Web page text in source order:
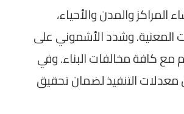
والمدن والأحياء،
المعنية. وشدد الأشموني على
مع كافة مخالفات البناء. وفي
معدلات التنفيذ لضمان تحقيق